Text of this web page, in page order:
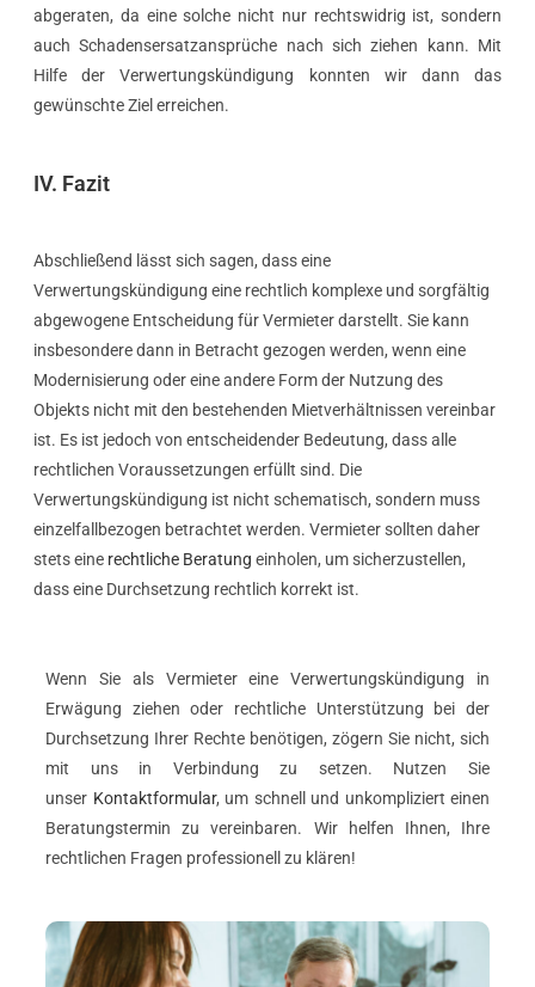
abgeraten, da eine solche nicht nur rechtswidrig ist, sondern
auch Schadensersatzansprüche nach sich ziehen kann. Mit
Hilfe der Verwertungskündigung konnten wir dann das
gewünschte Ziel erreichen.
IV. Fazit
Abschließend lässt sich sagen, dass eine
Verwertungskündigung eine rechtlich komplexe und sorgfältig
abgewogene Entscheidung für Vermieter darstellt. Sie kann
insbesondere dann in Betracht gezogen werden, wenn eine
Modernisierung oder eine andere Form der Nutzung des
Objekts nicht mit den bestehenden Mietverhältnissen vereinbar
ist. Es ist jedoch von entscheidender Bedeutung, dass alle
rechtlichen Voraussetzungen erfüllt sind. Die
Verwertungskündigung ist nicht schematisch, sondern muss
einzelfallbezogen betrachtet werden. Vermieter sollten daher
stets eine rechtliche Beratung einholen, um sicherzustellen,
dass eine Durchsetzung rechtlich korrekt ist.
Wenn Sie als Vermieter eine Verwertungskündigung in
Erwägung ziehen oder rechtliche Unterstützung bei der
Durchsetzung Ihrer Rechte benötigen, zögern Sie nicht, sich
mit uns in Verbindung zu setzen. Nutzen Sie
unser Kontaktformular, um schnell und unkompliziert einen
Beratungstermin zu vereinbaren. Wir helfen Ihnen, Ihre
rechtlichen Fragen professionell zu klären!